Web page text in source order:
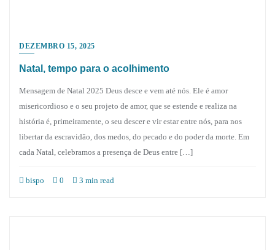
DEZEMBRO 15, 2025
Natal, tempo para o acolhimento
Mensagem de Natal 2025 Deus desce e vem até nós. Ele é amor
misericordioso e o seu projeto de amor, que se estende e realiza na
história é, primeiramente, o seu descer e vir estar entre nós, para nos
libertar da escravidão, dos medos, do pecado e do poder da morte. Em
cada Natal, celebramos a presença de Deus entre […]
bispo 0 3 min read